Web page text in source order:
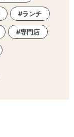
ランチ
専門店